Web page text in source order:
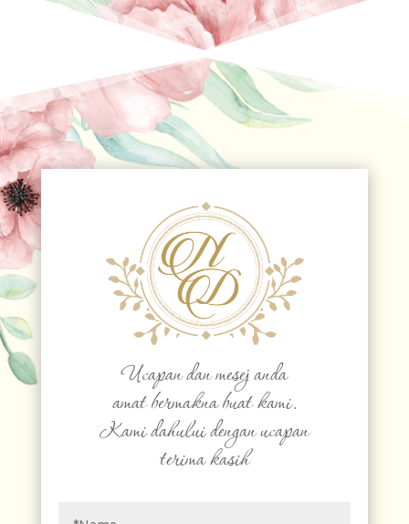
Ucapan dan mesej anda
amat bermakna buat kami.
Kami dahului dengan ucapan
terima kasih